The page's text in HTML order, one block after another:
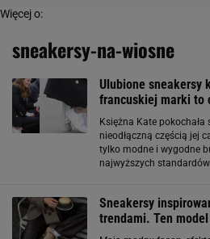
Więcej o:
sneakersy-na-wiosne
Ulubione sneakersy
francuskiej marki to
Księżna Kate pokochała
nieodłączną częścią jej
tylko modne i wygodne
najwyższych
Sneakersy
trendami. Ten